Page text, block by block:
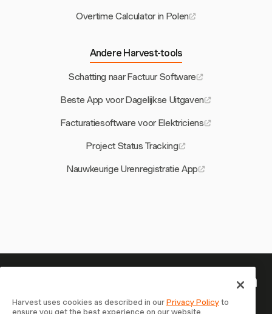
Overtime Calculator in Polen
Andere Harvest-tools
Schatting naar Factuur Software
Beste App voor Dagelijkse Uitgaven
Facturatiesoftware voor Elektriciens
Project Status Tracking
Nauwkeurige Urenregistratie App
Je tijd is het waard om bij te houden
— begin nu
Harvest uses cookies as described in ourPrivacy Policyto
ensure you get the best experience on our website.